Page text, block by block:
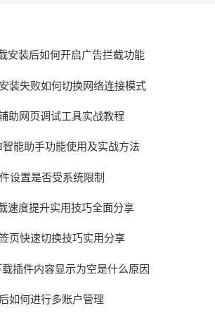
安装后如何开启广告拦截功能
装失败如何切换网络连接模式
助网页调试工具实战教程
能助手功能使用及实战方法
设置是否受系统限制
速度提升实用技巧全面分享
页快速切换技巧实用分享
插件内容显示为空是什么原因
如何进行多账户管理